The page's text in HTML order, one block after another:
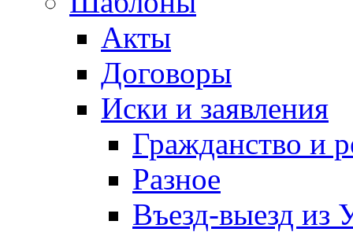
Акты
Договоры
Иски и заявления
Гражданство и
Разное
Въезд-выезд из